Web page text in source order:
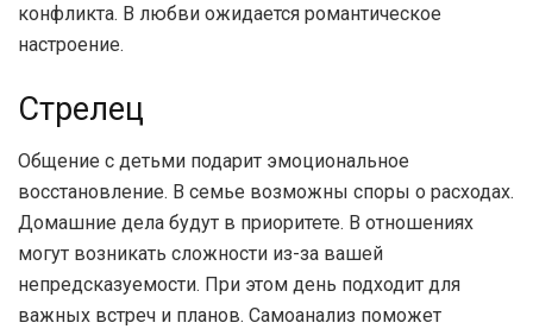
конфликта. В любви ожидается романтическое
настроение.
Стрелец
Общение с детьми подарит эмоциональное
восстановление. В семье возможны споры о расходах.
Домашние дела будут в приоритете. В отношениях
могут возникать сложности из-за вашей
непредсказуемости. При этом день подходит для
важных встреч и планов. Самоанализ поможет